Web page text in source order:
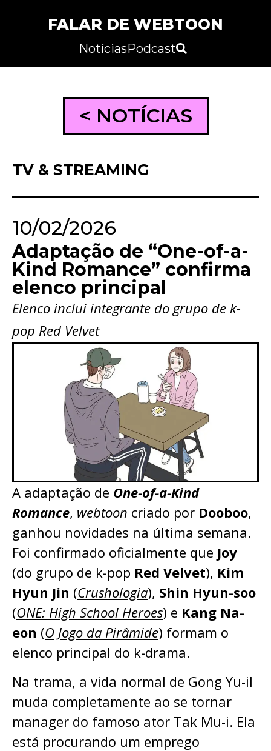
FALAR DE WEBTOON
NotíciasPodcast
< NOTÍCIAS
TV & STREAMING
10/02/2026
Adaptação de “One-of-a-
Kind Romance” confirma
elenco principal
Elenco inclui integrante do grupo de k-
pop Red Velvet
A adaptação de One-of-a-Kind
Romance, webtoon criado por Dooboo,
ganhou novidades na última semana.
Foi confirmado oficialmente que Joy
(do grupo de k-pop Red Velvet), Kim
Hyun Jin (Crushologia), Shin Hyun-soo
(ONE: High School Heroes) e Kang Na-
eon (O Jogo da Pirâmide) formam o
elenco principal do k-drama.
Na trama, a vida normal de Gong Yu-il
muda completamente ao se tornar
manager do famoso ator Tak Mu-i. Ela
está procurando um emprego